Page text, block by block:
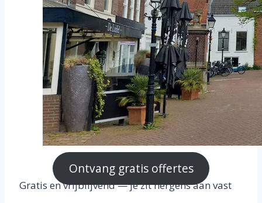
Ontvang gratis offertes
Gratis en vrijblijvend — je zit nergens aan vast